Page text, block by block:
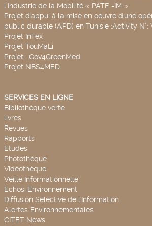
l’Industrie de la Mobilité « PATE -IM »
Projet d'appui à la mise en oeuvre d'une
public durable (APD) en Tunisie :Activity N°:
Projet InTex
Projet TouMaLi
Projet : Gov4GreenMed
Projet NBS4MED
SERVICES EN LIGNE
Bibliothèque verte
livres
Revues
Rapports
Etudes
Photothèque
Vidéothèque
Veille Informationnelle
Echos-Environnement
Diffusion Sélective de l'Information
Alertes Environnementales
CITET News